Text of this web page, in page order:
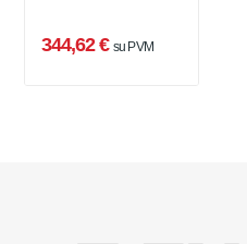
344,62 € su PVM